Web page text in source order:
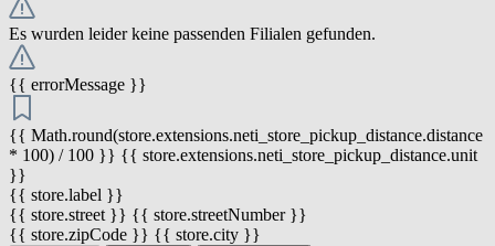
Es wurden leider keine passenden Filialen gefunden.
{{ errorMessage }}
{{ Math.round(store.extensions.neti_store_pickup_distance.distance
* 100) / 100 }} {{ store.extensions.neti_store_pickup_distance.unit
}}
{{ store.label }}
{{ store.street }} {{ store.streetNumber }}
{{ store.zipCode }} {{ store.city }}